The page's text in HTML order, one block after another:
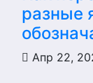
разные
Апр 22,